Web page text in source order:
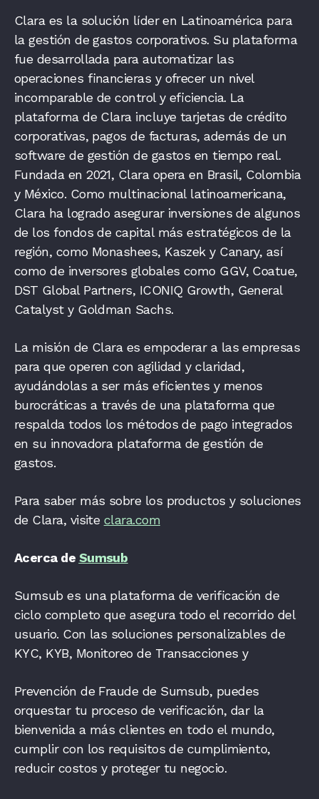
Clara es la solución líder en Latinoamérica para
la gestión de gastos corporativos. Su plataforma
fue desarrollada para automatizar las
operaciones financieras y ofrecer un nivel
incomparable de control y eficiencia. La
plataforma de Clara incluye tarjetas de crédito
corporativas, pagos de facturas, además de un
software de gestión de gastos en tiempo real.
Fundada en 2021, Clara opera en Brasil, Colombia
y México. Como multinacional latinoamericana,
Clara ha logrado asegurar inversiones de algunos
de los fondos de capital más estratégicos de la
región, como Monashees, Kaszek y Canary, así
como de inversores globales como GGV, Coatue,
DST Global Partners, ICONIQ Growth, General
Catalyst y Goldman Sachs.
La misión de Clara es empoderar a las empresas
para que operen con agilidad y claridad,
ayudándolas a ser más eficientes y menos
burocráticas a través de una plataforma que
respalda todos los métodos de pago integrados
en su innovadora plataforma de gestión de
gastos.
Para saber más sobre los productos y soluciones
de Clara, visite clara.com
Acerca de Sumsub
Sumsub es una plataforma de verificación de
ciclo completo que asegura todo el recorrido del
usuario. Con las soluciones personalizables de
KYC, KYB, Monitoreo de Transacciones y
Prevención de Fraude de Sumsub, puedes
orquestar tu proceso de verificación, dar la
bienvenida a más clientes en todo el mundo,
cumplir con los requisitos de cumplimiento,
reducir costos y proteger tu negocio.